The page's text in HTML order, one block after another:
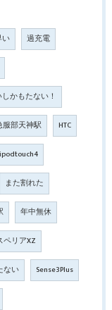
い 過充電
かもたない！
服部天神駅 HTC
ipodtouch4
また割れた
年中無休
ペリアXZ
ない Sense3Plus